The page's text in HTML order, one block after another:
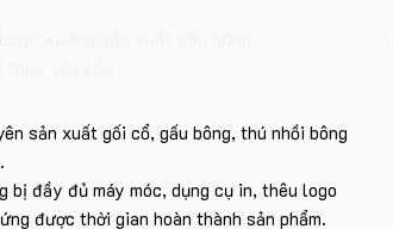
sản xuất gối cổ, gấu bông, thú nhồi bông
bị đầy đủ máy móc, dụng cụ in, thêu logo
được thời gian hoàn thành sản phẩm.